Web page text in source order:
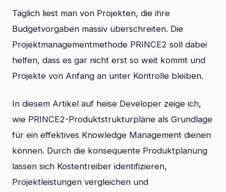
Täglich liest man von Projekten, die ihre
Budgetvorgaben massiv überschreiten. Die
Projektmanagementmethode PRINCE2 soll dabei
helfen, dass es gar nicht erst so weit kommt und
Projekte von Anfang an unter Kontrolle bleiben.
In diesem Artikel auf heise Developer zeige ich,
wie PRINCE2-Produktstrukturpläne als Grundlage
für ein effektives Knowledge Management dienen
können. Durch die konsequente Produktplanung
lassen sich Kostentreiber identifizieren,
Projektleistungen vergleichen und